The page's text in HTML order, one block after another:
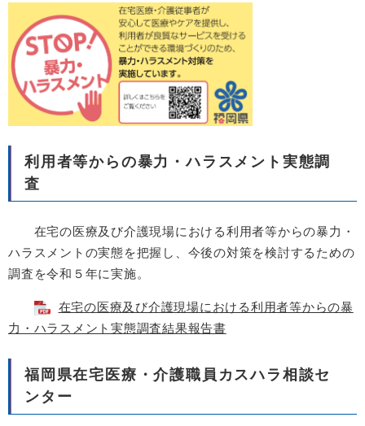
利用者等からの暴力・ハラスメント実態調
査
在宅の医療及び介護現場における利用者等からの暴力・
ハラスメントの実態を把握し、今後の対策を検討するための
調査を令和５年に実施。
在宅の医療及び介護現場における利用者等からの暴
力・ハラスメント実態調査結果報告書
福岡県在宅医療・介護職員カスハラ相談セ
ンター